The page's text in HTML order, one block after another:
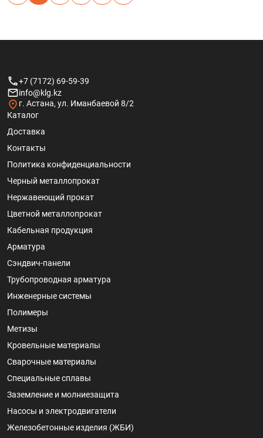
+7 (7172) 69-59-39
info@klg.kz
г. Астана, ул. Иманбаевой 8/2
Каталог
Доставка
Контакты
Политика конфиденциальности
Черный металлопрокат
Нержавеющий прокат
Цветной металлопрокат
Кабельная продукция
Арматура
Сэндвич-панели
Трубопроводная арматура
Инженерные системы
Полимеры
Метизы
Кровельные материалы
Сварочные материалы
Специальные сплавы
Заземление и молниезащита
Насосы и электродвигатели
Железобетонные изделия (ЖБИ)